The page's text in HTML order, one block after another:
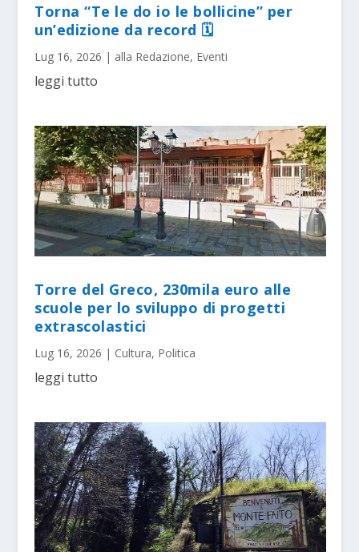
Torna “Te le do io le bollicine” per
un’edizione da record 🗓
Lug 16, 2026 | alla Redazione, Eventi
leggi tutto
Torre del Greco, 230mila euro alle
scuole per lo sviluppo di progetti
extrascolastici
Lug 16, 2026 | Cultura, Politica
leggi tutto